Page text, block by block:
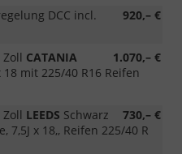
920,– €
DCC incl.
1.070,– €
CATANIA
mit 225/40 R16 Reifen
730,– €
LEEDS Schwarz
x 18,, Reifen 225/40 R